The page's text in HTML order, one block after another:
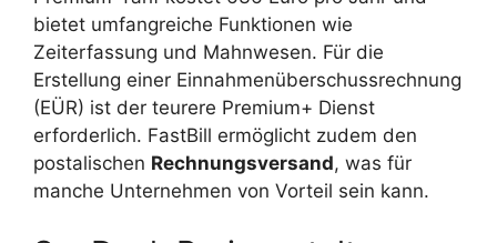
bietet umfangreiche Funktionen wie
Zeiterfassung und Mahnwesen. Für die
Erstellung einer Einnahmenüberschussrechnung
(EÜR) ist der teurere Premium+ Dienst
erforderlich. FastBill ermöglicht zudem den
postalischen Rechnungsversand, was für
manche Unternehmen von Vorteil sein kann.